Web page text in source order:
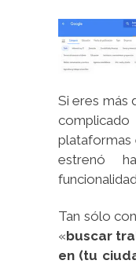
Si eres más
plataformas
estrenó
Tan sólo
«buscar
en (tu